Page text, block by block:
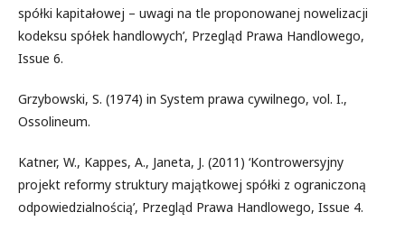
spółki kapitałowej – uwagi na tle proponowanej nowelizacji
kodeksu spółek handlowych’, Przegląd Prawa Handlowego,
Issue 6.
Grzybowski, S. (1974) in System prawa cywilnego, vol. I.,
Ossolineum.
Katner, W., Kappes, A., Janeta, J. (2011) ‘Kontrowersyjny
projekt reformy struktury majątkowej spółki z ograniczoną
odpowiedzialnością’, Przegląd Prawa Handlowego, Issue 4.